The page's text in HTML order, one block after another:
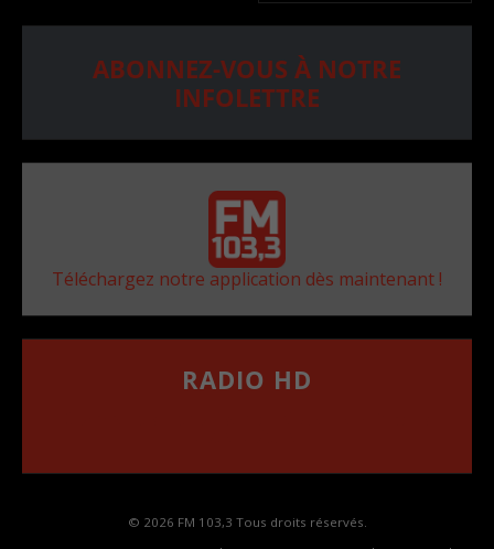
ABONNEZ-VOUS À NOTRE
INFOLETTRE
Téléchargez notre application dès maintenant !
RADIO HD
© 2026 FM 103,3 Tous droits réservés.